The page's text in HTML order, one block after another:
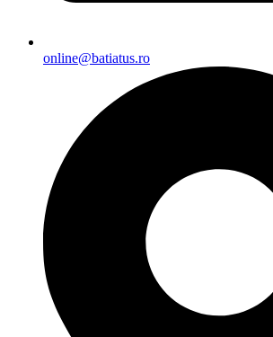
online@batiatus.ro